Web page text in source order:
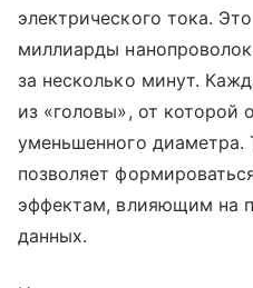
электрического тока.
миллиарды
за несколько минут.
из «головы», от которой
уменьшенного диаметра.
позволяет
эффектам, влияющим на
данных.